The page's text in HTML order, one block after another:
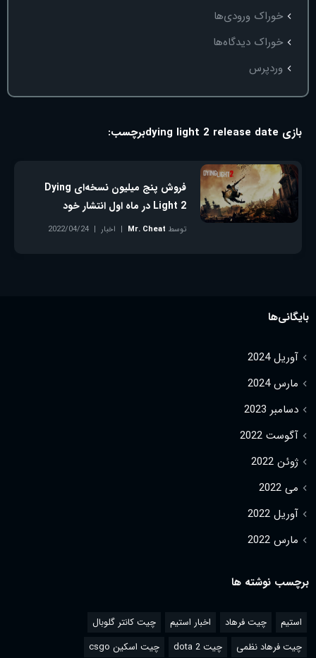
خوراک ورودی‌ها
خوراک دیدگاه‌ها
وردپرس
برچسب: بازی dying light 2 release date
فروش پنج میلیون نسخه‌ای Dying
Light 2 در ماه اول انتشار خود
توسط Mr. Cheat اخبار
2022/04/24
بایگانی‌ها
آوریل 2024
مارس 2024
دسامبر 2023
آگوست 2022
ژوئن 2022
می 2022
آوریل 2022
مارس 2022
برچسب نوشته ها
استیم چیت فرهاد اخبار استیم
چیت کانتر گلوبال
چیت فرهاد نظمی
چیت dota 2 چیت اسکین csgo